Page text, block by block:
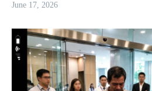
June 17, 2026